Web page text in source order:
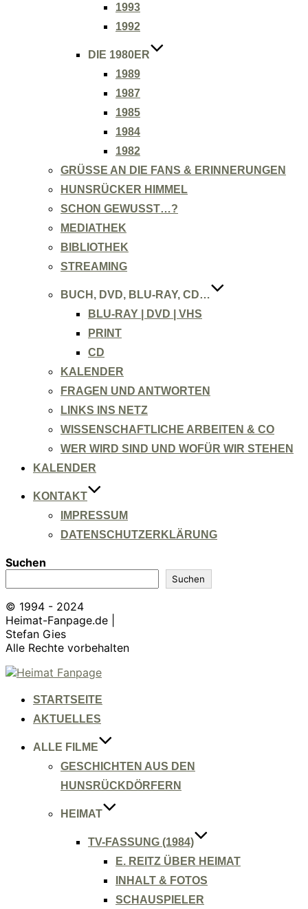
1993
1992
DIE 1980ER
1989
1987
1985
1984
1982
GRÜSSE AN DIE FANS & ERINNERUNGEN
HUNSRÜCKER HIMMEL
SCHON GEWUSST…?
MEDIATHEK
BIBLIOTHEK
STREAMING
BUCH, DVD, BLU-RAY, CD…
BLU-RAY | DVD | VHS
PRINT
CD
KALENDER
FRAGEN UND ANTWORTEN
LINKS INS NETZ
WISSENSCHAFTLICHE ARBEITEN & CO
WER WIRD SIND UND WOFÜR WIR STEHEN
KALENDER
KONTAKT
IMPRESSUM
DATENSCHUTZERKLÄRUNG
Suchen
Suchen
© 1994 - 2024
Heimat-Fanpage.de |
Stefan Gies
Alle Rechte vorbehalten
Zum
springenSTARTSEITE
AKTUELLES
ALLE FILME
GESCHICHTEN AUS DEN
HUNSRÜCKDÖRFERN
HEIMAT
TV-FASSUNG (1984)
E. REITZ ÜBER HEIMAT
INHALT & FOTOS
SCHAUSPIELER